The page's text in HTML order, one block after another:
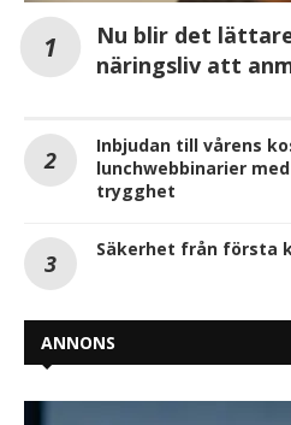
Nu blir det
näringsliv att
Inbjudan till vårens
lunchwebbinarier
trygghet
Säkerhet från första
ANNONS